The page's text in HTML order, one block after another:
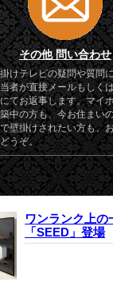
その他 問い合わせ
けテレビの疑問や質問
者が直接メールもしく
てお返事します。マイ
中の方も、今お住まい
壁掛けされたい方も、
うぞ。
ワンランク上
「SEED」登場